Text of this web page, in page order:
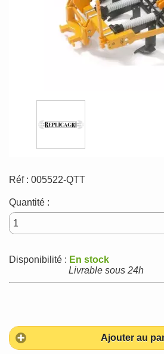
Réf : 005522-QTT
Quantité :
Disponibilité : En stock
Livrable sous 24h
Ajouter au